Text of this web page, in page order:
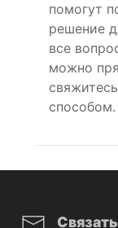
помогут
решение
все
можно
способом.